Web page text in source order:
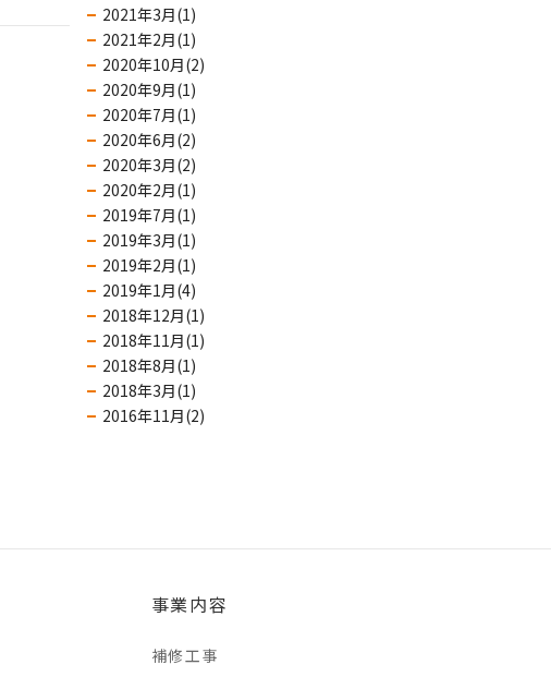
2021年3月(1)
2021年2月(1)
2020年10月(2)
2020年9月(1)
2020年7月(1)
2020年6月(2)
2020年3月(2)
2020年2月(1)
2019年7月(1)
2019年3月(1)
2019年2月(1)
2019年1月(4)
2018年12月(1)
2018年11月(1)
2018年8月(1)
2018年3月(1)
2016年11月(2)
事業内容
補修工事